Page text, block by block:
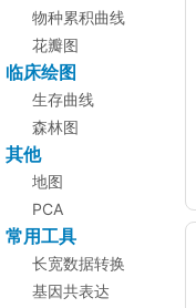
物种累积曲线
花瓣图
临床绘图
生存曲线
森林图
其他
地图
PCA
常用工具
长宽数据转换
基因共表达